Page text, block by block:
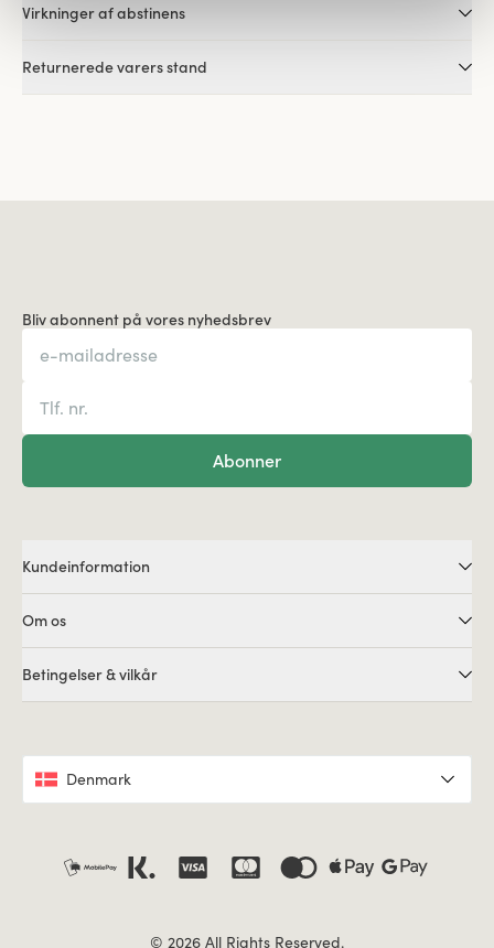
Virkninger af abstinens
Returnerede varers stand
Bliv abonnent på vores nyhedsbrev
Abonner
© 2026 All Rights Reserved.
Kundeinformation
Om os
Betingelser & vilkår
Denmark